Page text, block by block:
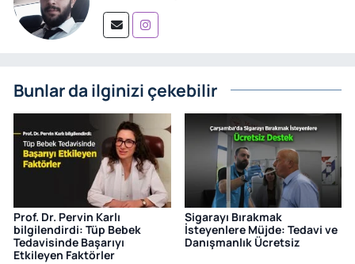
Bunlar da ilginizi çekebilir
Prof. Dr. Pervin Karlı
bilgilendirdi: Tüp Bebek
Tedavisinde Başarıyı
Etkileyen Faktörler
Sigarayı Bırakmak
İsteyenlere Müjde: Tedavi ve
Danışmanlık Ücretsiz